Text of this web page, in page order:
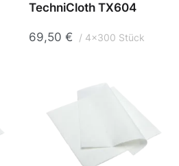
TechniCloth TX604
69,50 € 4x300 Stück